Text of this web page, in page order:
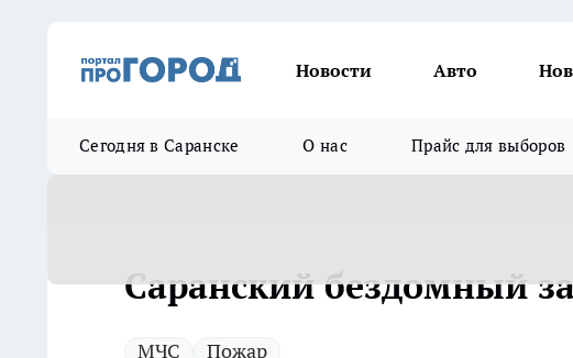
Новости Авто
Сегодня в Саранске О нас Прайс для выборов
Саранский бездомный
МЧС Пожар